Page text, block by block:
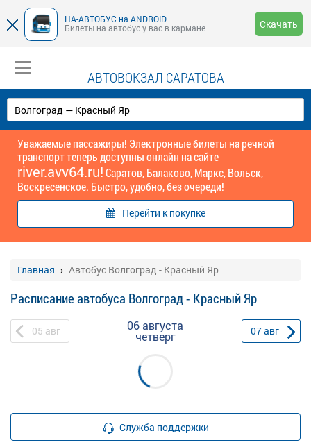
НА-АВТОБУС на ANDROID
Билеты на автобус у вас в кармане
Скачать
АВТОВОКЗАЛ САРАТОВА
Уважаемые пассажиры! Электронные билеты на речной
транспорт теперь доступны онлайн на сайте
river.avv64.ru!Саратов, Балаково, Маркс, Вольск,
Воскресенское. Быстро, удобно, без очереди!
Перейти к покупке
Главная Автобус Волгоград - Красный Яр
Расписание автобуса Волгоград - Красный Яр
05 авг 06 августа
четверг 07авг
Служба поддержки